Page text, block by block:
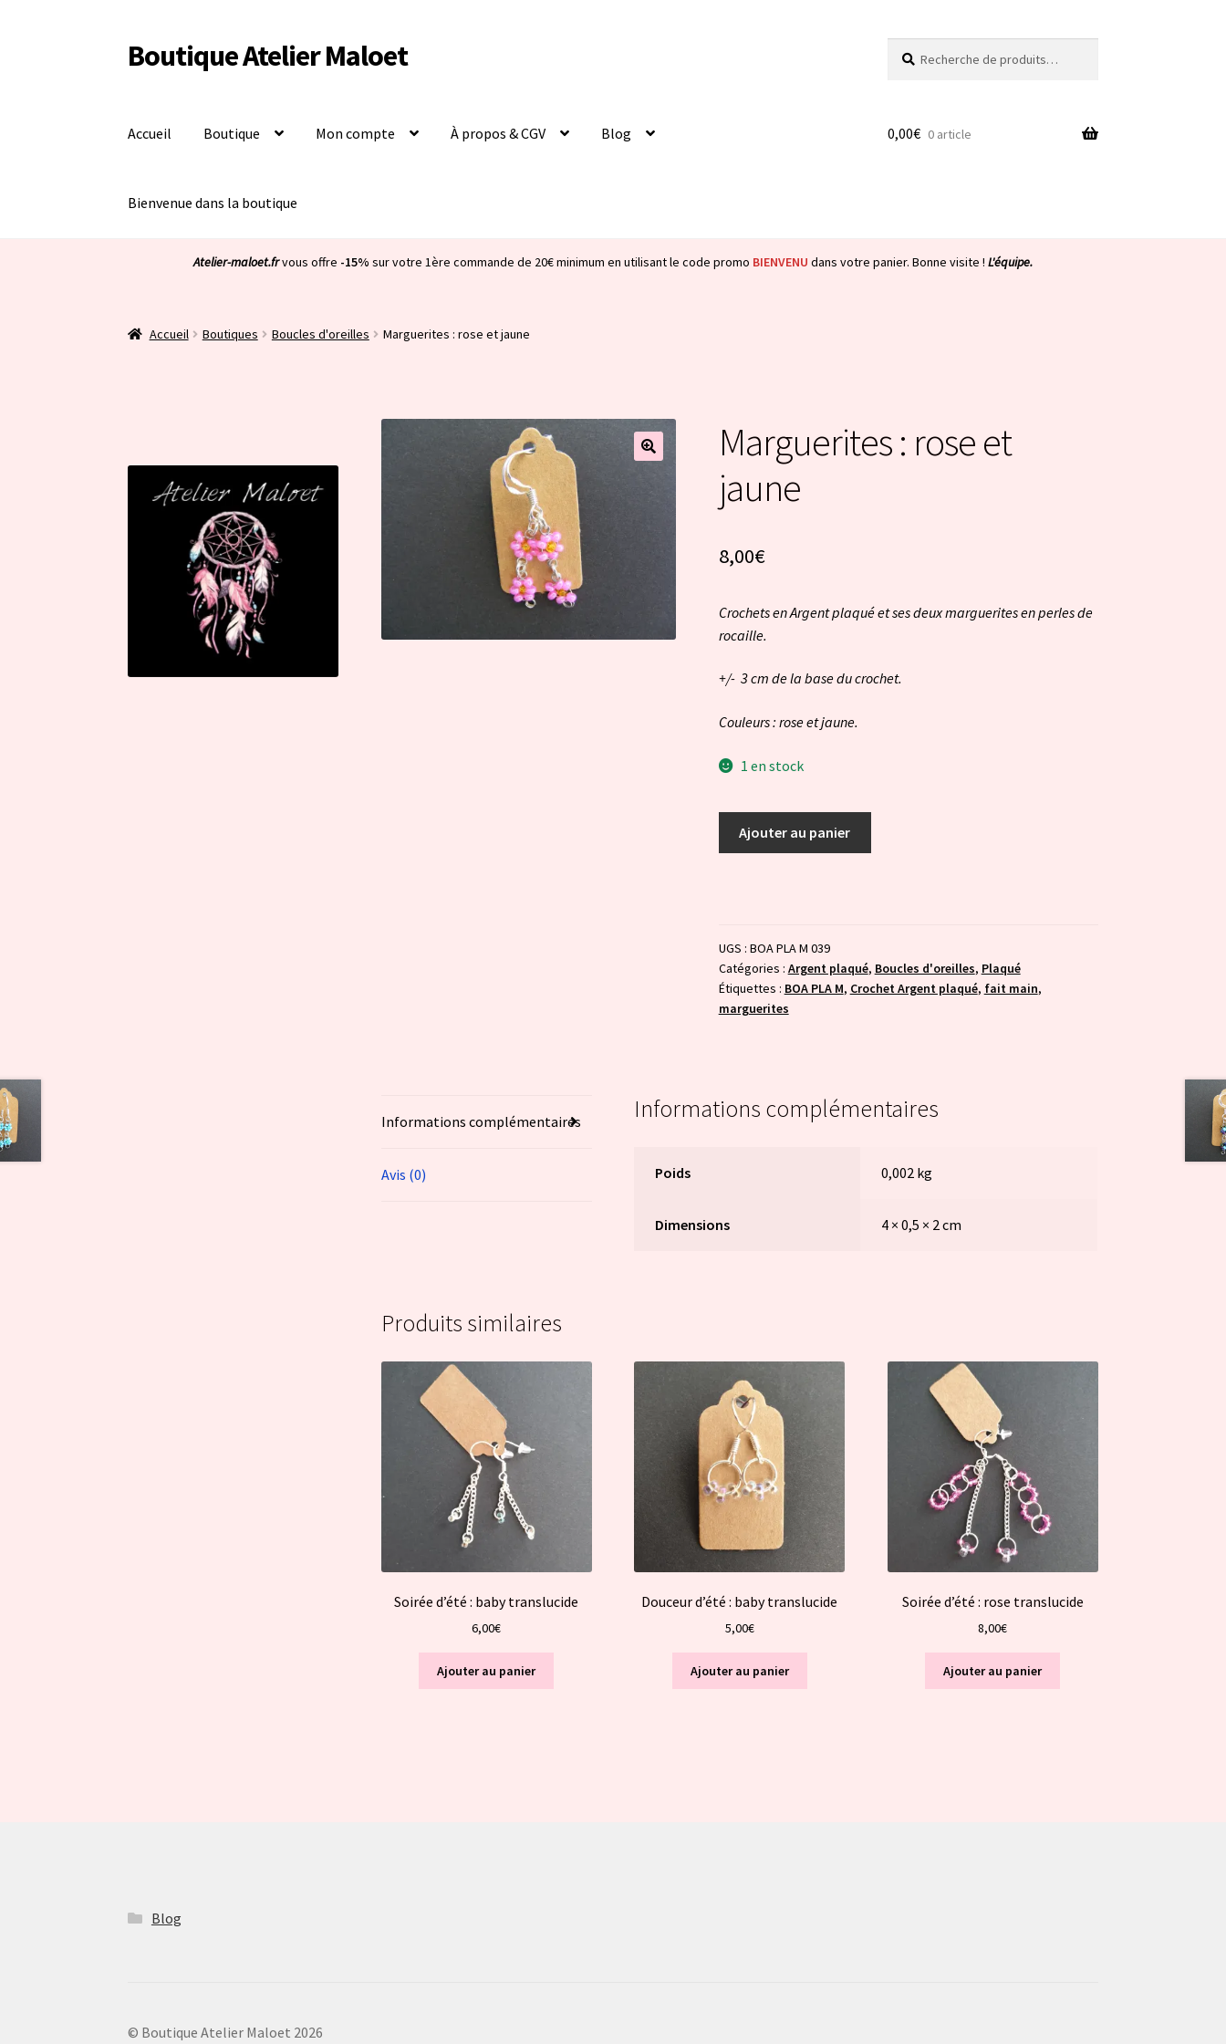
Aller
à
Aller
au
Boutique Atelier Maloet
pour :
Accueil Boutique Mon compte À propos & CGV Blog
Bienvenue dans la boutique
0,00€ 0 article
Atelier-maloet.frvous offre -15% sur votre 1ère commande de 20€ minimum en utilisant le code promo BIENVENU dans votre panier. Bonne visite ! L'équipe.
Accueil Boutiques Boucles d'oreilles Marguerites : rose et jaune
Marguerites : rose et
jaune
8,00€
Crochets en Argent plaqué et ses deux marguerites en perles de
rocaille.
+/- 3 cm de la base du crochet.
Couleurs : rose et jaune.
1 en stock
jaune
Ajouter au panier
UGS : BOA PLA M 039
Catégories : Argent plaqué, Boucles d'oreilles, Plaqué
Étiquettes : BOA PLA M, Crochet Argent plaqué, fait main,
marguerites
Informations complémentaires
Avis (0)
Informations complémentaires
Poids 0,002 kg
Dimensions 4 × 0,5 × 2 cm
Produits similaires
Soirée d’été : baby translucide
6,00€
Ajouter au panier
Douceur d’été : baby translucide
5,00€
Ajouter au panier
Soirée d’été : rose translucide
8,00€
Ajouter au panier
Blog
© Boutique Atelier Maloet 2026